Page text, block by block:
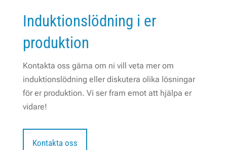
Induktionslödning i er
produktion
Kontakta oss gärna om ni vill veta mer om
induktionslödning eller diskutera olika lösningar
för er produktion. Vi ser fram emot att hjälpa er
vidare!
Kontakta oss